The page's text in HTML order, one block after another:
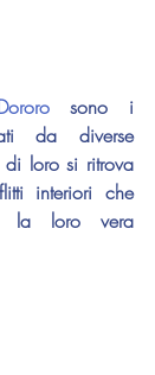
sono i
da diverse
di loro si ritrova
interiori che
la loro vera